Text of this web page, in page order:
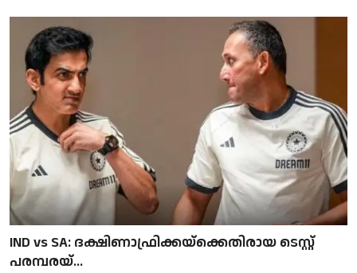
IND vs SA: ദക്ഷിണാഫ്രിക്കയ്‌ക്കെതിരായ ടെസ്റ്റ്
പരമ്പരയ്...